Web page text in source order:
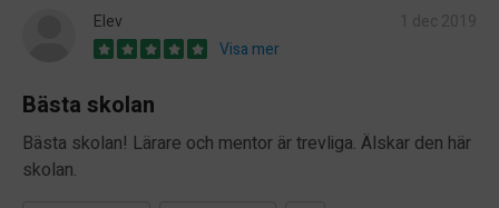
Elev
Visa mer
Bästa skolan
Bästa skolan! Lärare och mentor är trevliga. Älskar den här
skolan.